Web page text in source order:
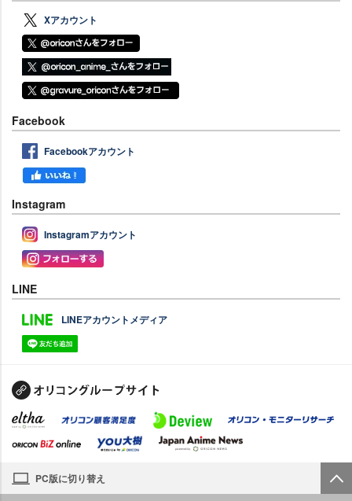
Xアカウント
Facebook
Facebookアカウント
Instagram
Instagramアカウント
LINE
LINEアカウントメディア
PC版に切り替え